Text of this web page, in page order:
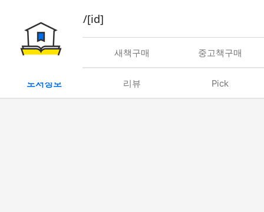
book/rent/[id]
대여 새책구매 중고책구매
도서정보 리뷰 Pick